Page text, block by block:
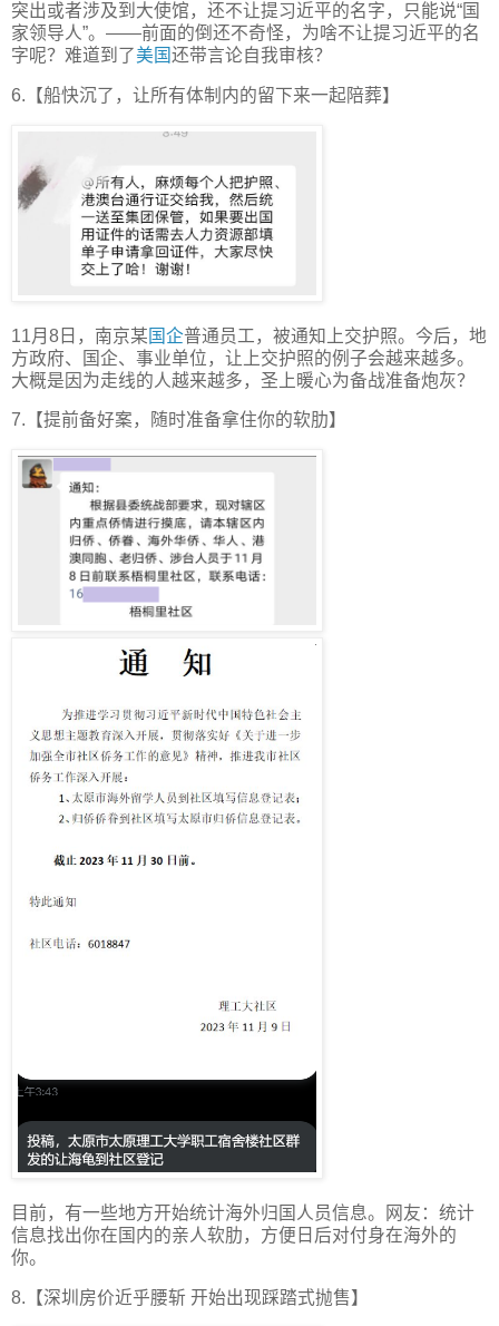
突出或者涉及到大使馆，还不让提习近平的名字，只能说“国
家领导人”。——前面的倒还不奇怪，为啥不让提习近平的名
字呢？难道到了美国还带言论自我审核？
6.【船快沉了，让所有体制内的留下来一起陪葬】
11月8日，南京某 国企普通员工，被通知上交护照。今后，地
方政府、国企、事业单位，让上交护照的例子会越来越多。
大概是因为走线的人越来越多，圣上暖心为备战准备炮灰？
7.【提前备好案，随时准备拿住你的软肋】
目前，有一些地方开始统计海外归国人员信息。网友：统计
信息找出你在国内的亲人软肋，方便日后对付身在海外的
你。
8.【深圳房价近乎腰斩 开始出现踩踏式抛售】